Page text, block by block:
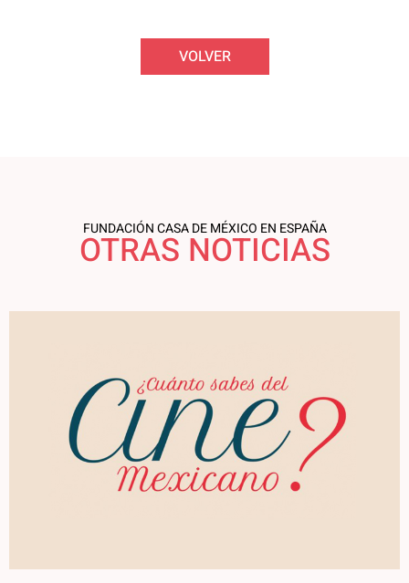
VOLVER
FUNDACIÓN CASA DE MÉXICO EN ESPAÑA
OTRAS NOTICIAS